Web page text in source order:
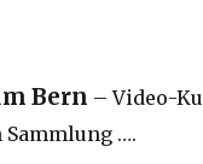
Bern – Video-
….